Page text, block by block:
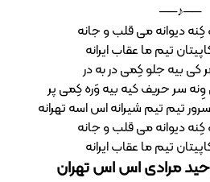
──♪──
کِنه دیوانه می قلب و جانه
تیم ما عقاب ایرانه
کی بیه جلو کِمی در به در
سر حریف کیه بیه وَره کِمی پر
تیم تیم شیرانه اس اسه تهرانه
کِنه دیوانه می قلب و جانه
تیم ما عقاب ایرانه
مرادی اس اس تهران